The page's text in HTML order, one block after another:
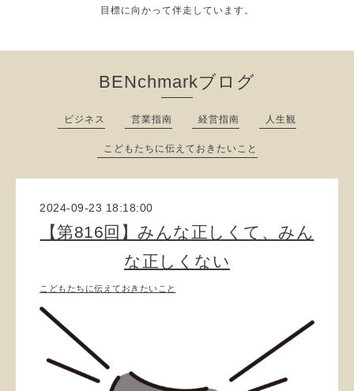
目標に向かって伴走しています。
BENchmarkブログ
ビジネス 営業指南 経営指南 人生観
こどもたちに伝えておきたいこと
2024-09-23 18:18:00
【第816回】みんな正しくて、みん
な正しくない
こどもたちに伝えておきたいこと